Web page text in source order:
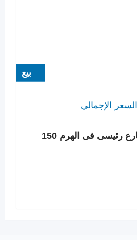
بيع
السعر الإجمالي
شقة للبيع على شارع رئيسى فى الهرم 150